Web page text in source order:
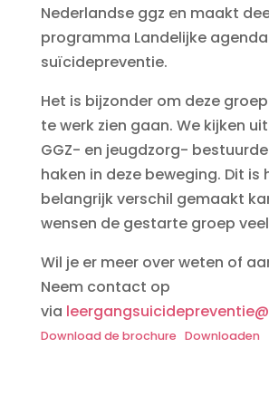
Nederlandse ggz en maakt
programma Landelijke agenda
suïcidepreventie.
Het is bijzonder om deze
te werk zien gaan. We kijken
GGZ- en jeugdzorg-
haken in deze beweging. Dit is
belangrijk verschil gemaakt
wensen de gestarte groep
Wil je er meer over weten of
Neem contact op
via
Download de brochure Downloaden